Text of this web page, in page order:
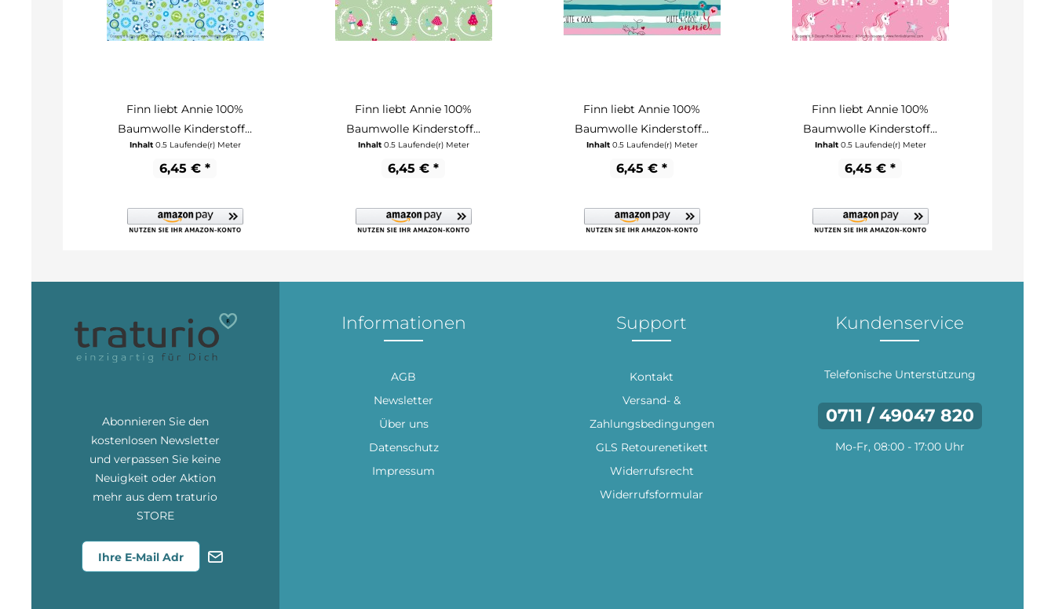
Finn liebt Annie 100%
Baumwolle Kinderstoff...
Inhalt 0.5 Laufende(r) Meter
6,45 € *
Finn liebt Annie 100%
Baumwolle Kinderstoff...
Inhalt 0.5 Laufende(r) Meter
6,45 € *
Finn liebt Annie 100%
Baumwolle Kinderstoff...
Inhalt 0.5 Laufende(r) Meter
6,45 € *
Finn liebt Annie 100%
Baumwolle Kinderstoff...
Inhalt 0.5 Laufende(r) Meter
6,45 € *
Kundenservice
Telefonische Unterstützung
0711 / 49047 820
Mo-Fr, 08:00 - 17:00 Uhr
Support
Kontakt
Versand- &
Zahlungsbedingungen
GLS Retourenetikett
Widerrufsrecht
Widerrufsformular
Informationen
AGB
Newsletter
Über uns
Datenschutz
Impressum
Abonnieren Sie den
kostenlosen Newsletter
und verpassen Sie keine
Neuigkeit oder Aktion
mehr aus dem traturio
STORE